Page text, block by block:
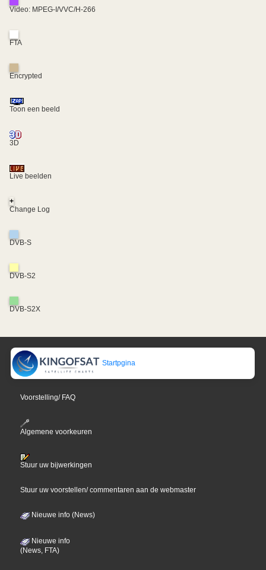
Video: MPEG-I/VVC/H-266
FTA
Encrypted
Toon een beeld
3D
Live beelden
+
Change Log
DVB-S
DVB-S2
DVB-S2X
Startpgina
Voorstelling/ FAQ
Algemene voorkeuren
Stuur uw bijwerkingen
Stuur uw voorstellen/ commentaren aan de webmaster
Nieuwe info (News)
Nieuwe info
(News, FTA)